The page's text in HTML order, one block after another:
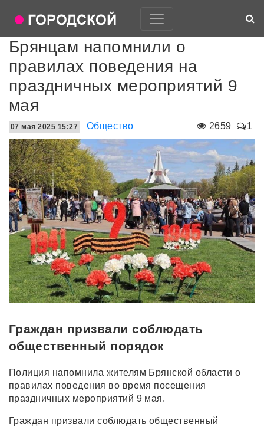
Брянцам напомнили о
правилах поведения на
праздничных мероприятий 9
мая
2659 1
07 мая 2025 15:27 Общество
Граждан призвали соблюдать
общественный порядок
Полиция напомнила жителям Брянской области о
правилах поведения во время посещения
праздничных мероприятий 9 мая.
Граждан призвали соблюдать общественный